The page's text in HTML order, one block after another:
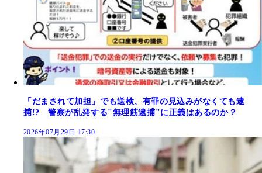
「だまされて加担」でも送検、有罪の見込みがなくても逮
捕!? 警察が乱発する"無理筋逮捕"に正義はあるのか？
2026年07月29日 17:30